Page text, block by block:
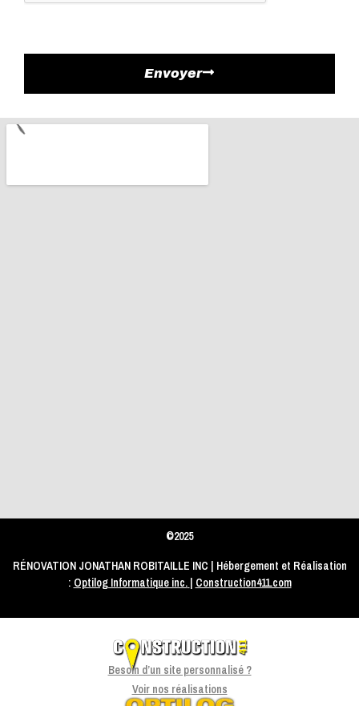
Envoyer
©2025
RÉNOVATION JONATHAN ROBITAILLE INC | Hébergement et Réalisation
: Optilog Informatique inc. | Construction411.com
Besoin d’un site personnalisé ?
Voir nos réalisations